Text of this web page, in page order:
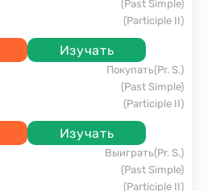
(Past Simple)
(Participle II)
Изучать
покупать(Pr. S.)
(Past Simple)
(Participle II)
Изучать
выиграть(Pr. S.)
(Past Simple)
(Participle II)